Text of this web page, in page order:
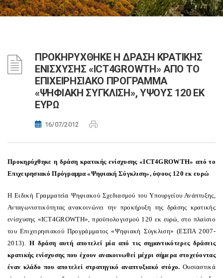
ΠΡΟΚΗΡΥΧΘΗΚΕ Η ΔΡΑΣΗ ΚΡΑΤΙΚΗΣ
ΕΝΙΣΧΥΣΗΣ «ICT4GROWTH» ΑΠΟ ΤΟ
ΕΠΙΧΕΙΡΗΣΙΑΚΟ ΠΡΟΓΡΑΜΜΑ
«ΨΗΦΙΑΚΗ ΣΥΓΚΛΙΣΗ», ΥΨΟΥΣ 120 ΕΚ
ΕΥΡΩ
16/07/2012
Προκηρύχθηκε η δράση κρατικής ενίσχυσης «ICT4GROWTH» από το
Επιχειρησιακό Πρόγραμμα «Ψηφιακή Σύγκλιση», ύψους 120 εκ ευρώ
Η Ειδική Γραμματεία Ψηφιακού Σχεδιασμού του Υπουργείου Ανάπτυξης,
Ανταγωνιστικότητας ανακοινώνει την προκήρυξη της δράσης κρατικής
ενίσχυσης «ICT4GROWTH», προϋπολογισμού 120 εκ ευρώ, στο πλαίσιο
του Επιχειρησιακού Προγράμματος «Ψηφιακή Σύγκλιση» (ΕΣΠΑ 2007-
2013). Η δράση αυτή αποτελεί μία από τις σημαντικότερες δράσεις
κρατικής ενίσχυσης που έχουν ανακοινωθεί μέχρι σήμερα στοχεύοντας
έναν κλάδο που αποτελεί στρατηγικό αναπτυξιακό στόχο. Ουσιαστικά